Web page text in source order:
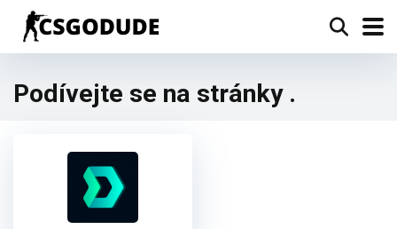
Podívejte se na stránky .